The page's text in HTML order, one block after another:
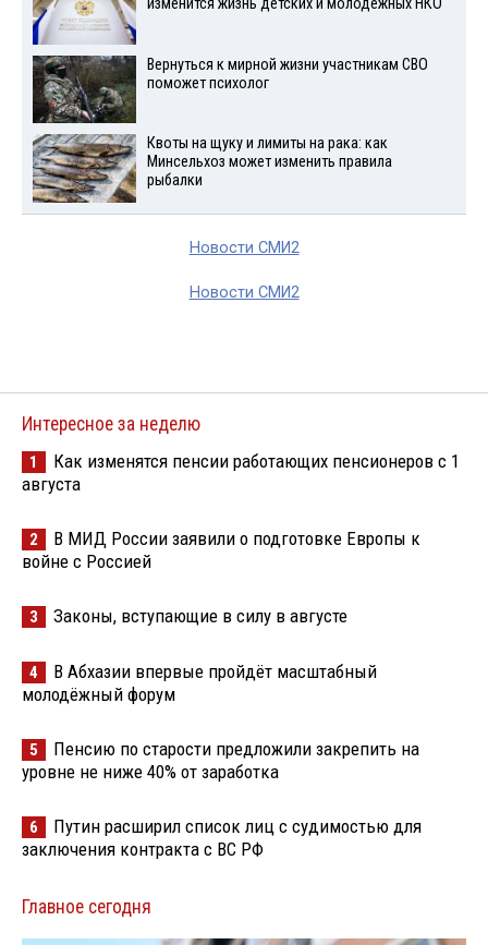
изменится жизнь детских и молодежных НКО
Вернуться к мирной жизни участникам СВО
поможет психолог
Квоты на щуку и лимиты на рака: как
Минсельхоз может изменить правила
рыбалки
Новости СМИ2
Новости СМИ2
Интересное за неделю
1
Как изменятся пенсии работающих пенсионеров с 1
августа
2
В МИД России заявили о подготовке Европы к
войне с Россией
3 Законы, вступающие в силу в августе
4
В Абхазии впервые пройдёт масштабный
молодёжный форум
5
Пенсию по старости предложили закрепить на
уровне не ниже 40% от заработка
6
Путин расширил список лиц с судимостью для
заключения контракта с ВС РФ
Главное сегодня